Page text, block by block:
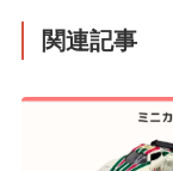
関連記事